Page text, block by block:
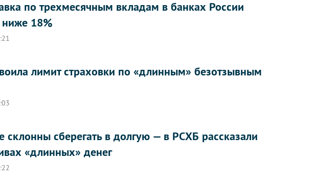
по трехмесячным вкладам в банках России
ниже 18%
лимит страховки по «длинным» безотзывным
склонны сберегать в долгую — в РСХБ рассказали
«длинных» денег